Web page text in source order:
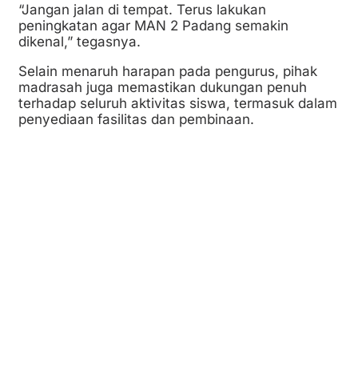
“Jangan jalan di tempat. Terus lakukan
peningkatan agar MAN 2 Padang semakin
dikenal,” tegasnya.
Selain menaruh harapan pada pengurus, pihak
madrasah juga memastikan dukungan penuh
terhadap seluruh aktivitas siswa, termasuk dalam
penyediaan fasilitas dan pembinaan.